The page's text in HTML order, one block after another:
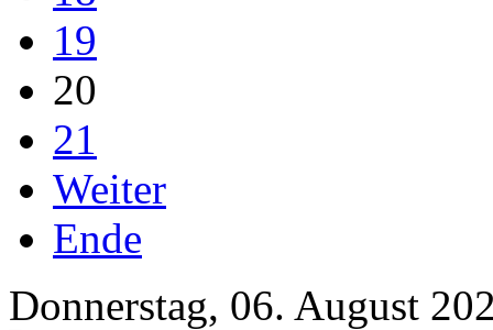
19
20
21
Weiter
Ende
Donnerstag, 06. August